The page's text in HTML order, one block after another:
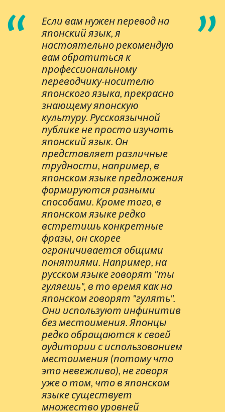
“
Если вам нужен перевод на
японский язык, я
настоятельно рекомендую
вам обратиться к
профессиональному
переводчику-носителю
японского языка, прекрасно
знающему японскую
культуру. Русскоязычной
публике не просто изучать
японский язык. Он
представляет различные
трудности, например, в
японском языке предложения
формируются разными
способами. Кроме того, в
японском языке редко
встретишь конкретные
фразы, он скорее
ограничивается общими
понятиями. Например, на
русском языке говорят "ты
гуляешь", в то время как на
японском говорят "гулять".
Они используют инфинитив
без местоимения. Японцы
редко обращаются к своей
аудитории с использованием
местоимения (потому что
это невежливо), не говоря
уже о том, что в японском
языке существует
множество уровней
”